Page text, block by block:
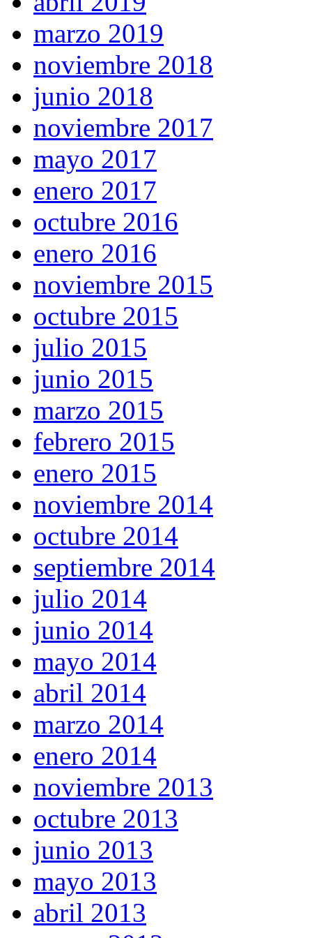
marzo 2019
noviembre 2018
junio 2018
noviembre 2017
mayo 2017
enero 2017
octubre 2016
enero 2016
noviembre 2015
octubre 2015
julio 2015
junio 2015
marzo 2015
febrero 2015
enero 2015
noviembre 2014
octubre 2014
septiembre 2014
julio 2014
junio 2014
mayo 2014
abril 2014
marzo 2014
enero 2014
noviembre 2013
octubre 2013
junio 2013
mayo 2013
abril 2013